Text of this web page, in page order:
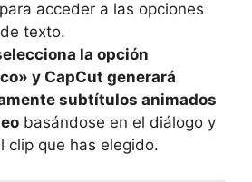
⁤acceder a ​las opciones
texto.
la opción
y CapCut generará
subtítulos animados
basándose en el⁤ diálogo y
clip que has elegido.